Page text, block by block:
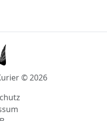
© 2026